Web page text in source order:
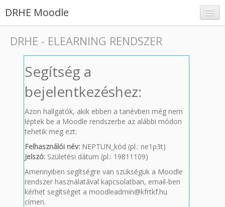
DRHE Moodle
Belépés
DRHE - ELEARNING RENDSZER
Segítség a
bejelentkezéshez:
Azon hallgatók, akik ebben a tanévben még nem
léptek be a Moodle rendszerbe az alábbi módon
tehetik meg ezt:
Felhasználói név: NEPTUN_kód (pl.: ne1p3t)
Jelszó: Születési dátum (pl.: 19811109)
Amennyiben segítségre van szükségük a Moodle
rendszer használatával kapcsolatban, email-ben
kérhet segítséget a moodleadmin@kfrtkf.hu
címen.